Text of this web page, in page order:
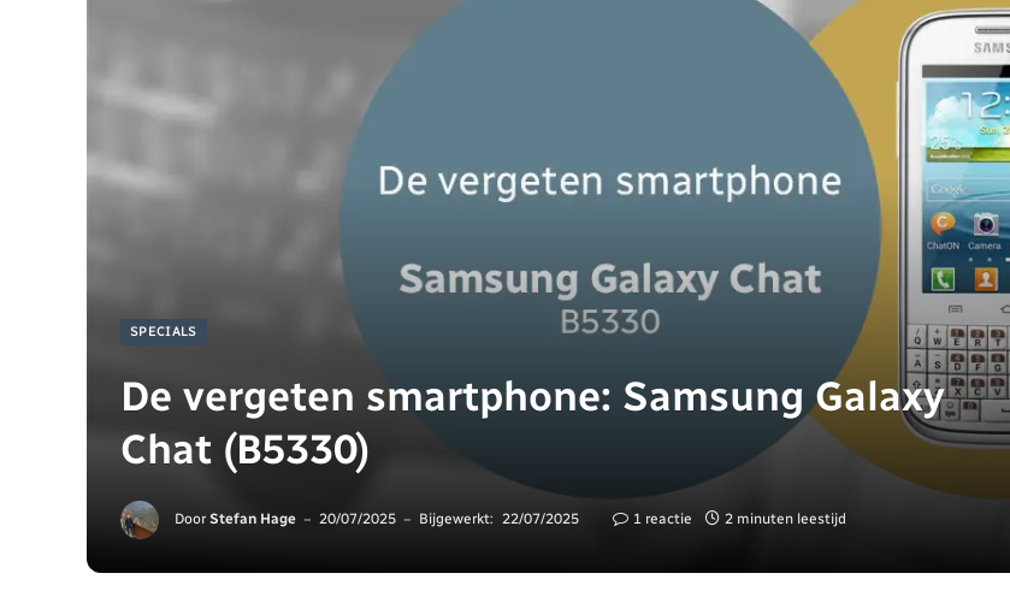
SPECIALS
De vergeten smartphone: Samsung Galaxy
Chat (B5330)
Door Stefan Hage 20/07/2025 Bijgewerkt: 22/07/2025 1 reactie 2 minuten leestijd